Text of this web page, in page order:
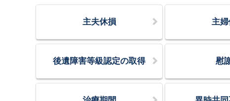
主夫休損 主
後遺障害等級認定の取得 慰